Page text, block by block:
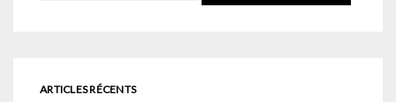
ARTICLES RÉCENTS